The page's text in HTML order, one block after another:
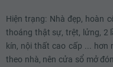
Hiện trạng: Nhà đẹp, hoàn
thoáng thật sự, trệt, lửng, 2
kín, nội thất cao cấp ... hơn
theo nhà, nên cửa sổ mở